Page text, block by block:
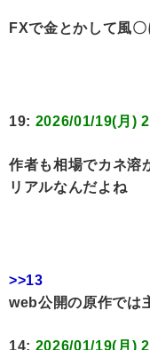
FXで金とかして風
19: 2026/01/19(月)
作者も相場でカネ溶
リアルなんだよね
>>13
web公開の原作では
14: 2026/01/19(月)